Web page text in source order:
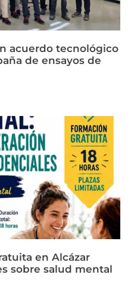
acuerdo tecnológico
de ensayos de
en Alcázar
sobre salud mental